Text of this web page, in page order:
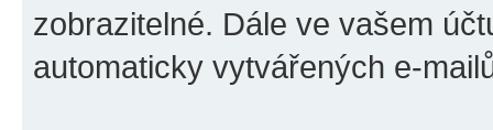
zobrazitelné. Dále ve vašem
automaticky vytvářených e-